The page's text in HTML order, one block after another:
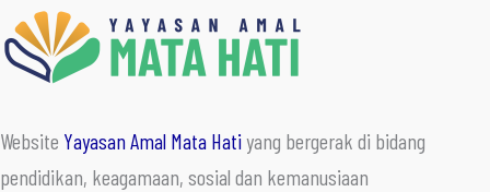
Website Yayasan Amal Mata Hatiyang bergerak di bidang
pendidikan, keagamaan, sosial dan kemanusiaan